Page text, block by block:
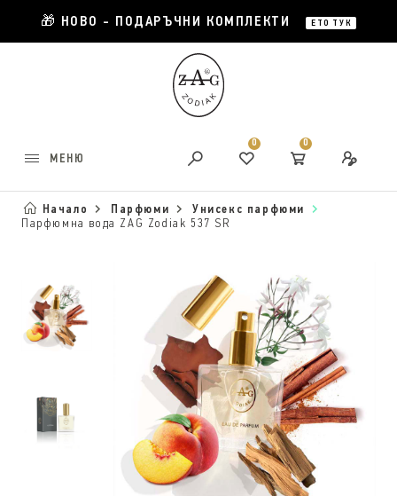
🎁 НОВО - ПОДАРЪЧНИ КОМПЛЕКТИ ЕТО ТУК
МЕНЮ
0 0
Начало Парфюми
Унисекс парфюми
Парфюмна вода ZAG Zodiak 537 SR